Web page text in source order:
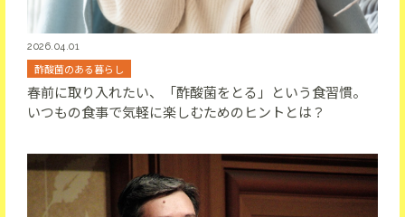
2026.04.01
酢酸菌のある暮らし
春前に取り入れたい、「酢酸菌をとる」という食習慣。
いつもの食事で気軽に楽しむためのヒントとは？